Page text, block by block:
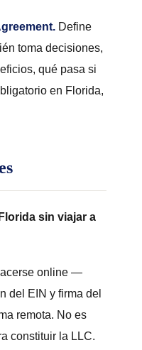
Define
toma decisiones,
qué pasa si
en Florida,
sin viajar a
online —
del EIN y firma del
remota. No es
constituir la LLC.